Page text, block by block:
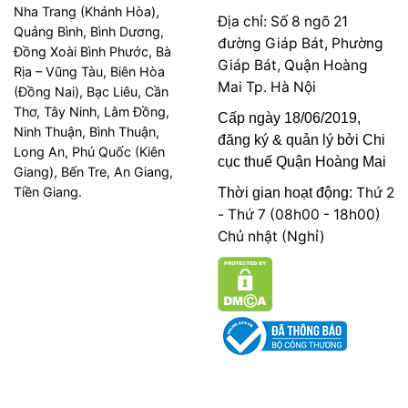
Nha Trang (Khánh Hòa),
Quảng Bình, Bình Dương,
Đồng Xoài Bình Phước, Bà
Rịa – Vũng Tàu, Biên Hòa
(Đồng Nai), Bạc Liêu, Cần
Thơ, Tây Ninh, Lâm Đồng,
Ninh Thuận, Bình Thuận,
Long An, Phú Quốc (Kiên
Giang), Bến Tre, An Giang,
Tiền Giang.
Địa chỉ: Số 8 ngõ 21
đường Giáp Bát, Phường
Giáp Bát, Quận Hoàng
Mai Tp. Hà Nội
Cấp ngày 18/06/2019,
đăng ký & quản lý bởi Chi
cục thuế Quận Hoàng Mai
Thời gian hoạt động: Thứ 2
- Thứ 7 (08h00 - 18h00)
Chủ nhật (Nghỉ)